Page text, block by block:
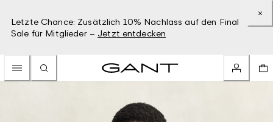
Letzte Chance: Zusätzlich 10% Nachlass auf den Final
Sale für Mitglieder – Jetzt entdecken